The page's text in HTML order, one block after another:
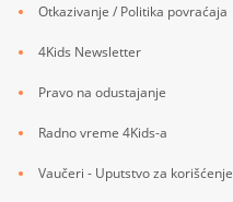
Otkazivanje / Politika povraćaja
4Kids Newsletter
Pravo na odustajanje
Radno vreme 4Kids-a
Vaučeri - Uputstvo za korišćenje